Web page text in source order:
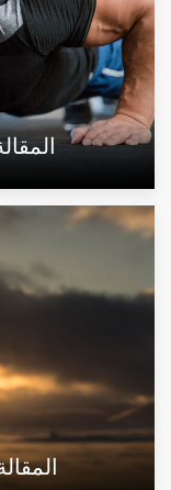
المقالة 5 - الرياضة
المقالة 6 - على